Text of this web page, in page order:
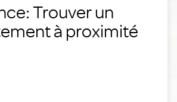
Trouver un
à proximité